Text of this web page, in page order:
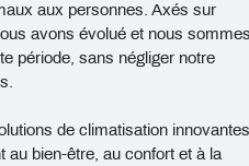
aux personnes. Axés sur
avons évolué et nous
période, sans négliger notre
de climatisation
au bien-être, au confort et à la